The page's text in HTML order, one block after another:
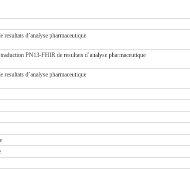
d’analyse pharmaceutique
PN13-FHIR de resultats d’analyse pharmaceutique
d’analyse pharmaceutique